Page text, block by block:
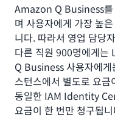
Amazon Q Business를
며 사용자에게 가장 높
니다. 따라서 영업 담당
다른 직원 900명에게
Q Business 사용자에
스턴스에서 별도로 요
동일한 IAM Identity
요금이 한 번만 청구됩